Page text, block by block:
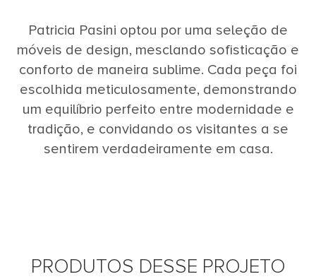
Patricia Pasini optou por uma seleção de
móveis de design, mesclando sofisticação e
conforto de maneira sublime. Cada peça foi
escolhida meticulosamente, demonstrando
um equilíbrio perfeito entre modernidade e
tradição, e convidando os visitantes a se
sentirem verdadeiramente em casa.
PRODUTOS DESSE PROJETO